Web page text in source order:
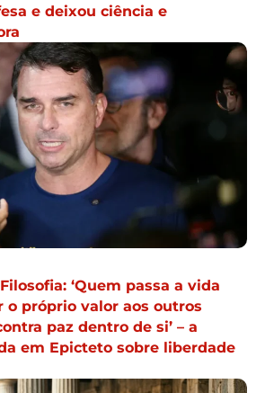
e deixou ciência e
‘Quem passa a vida
o próprio valor aos outros
paz dentro de si’ – a
em Epicteto sobre liberdade